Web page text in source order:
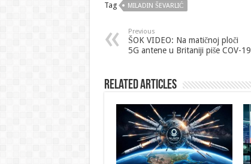
Tag MILADIN ŠEVARLIĆ
Previous
ŠOK VIDEO: Na matičnoj ploči
5G antene u Britaniji piše COV-19
Related Articles